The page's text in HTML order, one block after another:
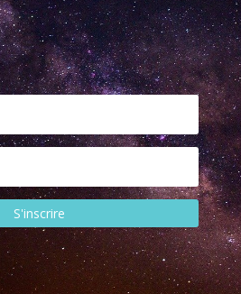
S'inscrire